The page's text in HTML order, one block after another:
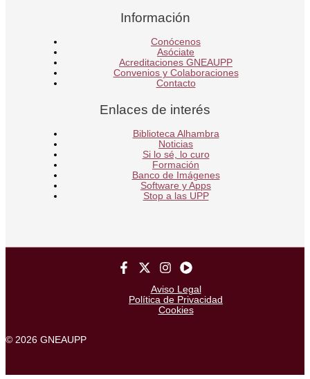
Información
Conócenos
Asóciate
Acreditaciones GNEAUPP
Convenios y Colaboraciones
Contacto
Enlaces de interés
Biblioteca Alhambra
Noticias
Si lo sé, lo curo
Formación
Banco de Imágenes
Software y Apps
Stop a las UPP
Aviso Legal
Política de Privacidad
Cookies
© 2026 GNEAUPP